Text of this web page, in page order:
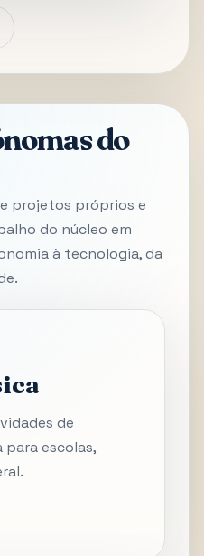
do
projetos próprios e
do núcleo em
à tecnologia, da
de
escolas,